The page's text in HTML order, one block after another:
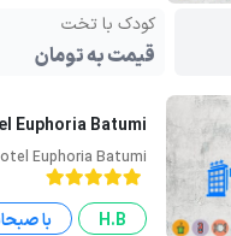
کودک با تخت
قیمت به تومان
Euphoria Batumi
Euphoria Batumi
H.B
با